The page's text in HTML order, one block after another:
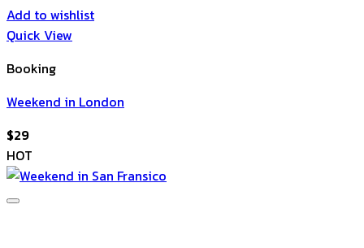
Add to wishlist
Quick View
Booking
Weekend in London
$29
HOT